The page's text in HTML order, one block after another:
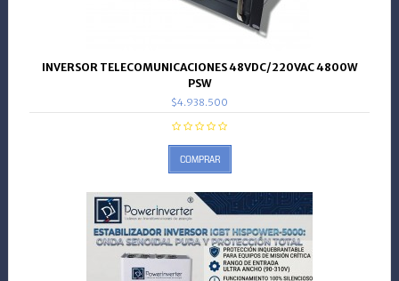
INVERSOR TELECOMUNICACIONES 48VDC/220VAC 4800W
PSW
$4.938.500
COMPRAR